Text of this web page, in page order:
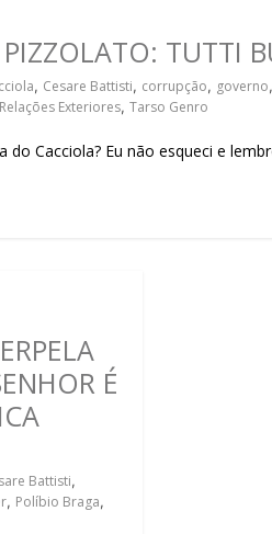
TUTTI
, Cesare Battisti, corrupção, governo,
Relações Exteriores, Tarso Genro
do Cacciola? Eu não esqueci e
É
Battisti,
, Políbio Braga,